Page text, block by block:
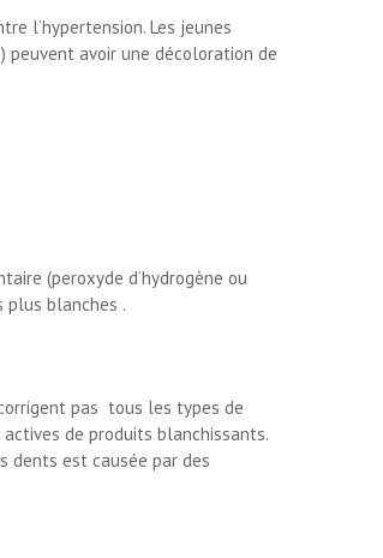
l’hypertension. Les jeunes
peuvent avoir une décoloration de
(peroxyde d’hydrogène ou
plus blanches .
pas tous les types de
de produits blanchissants.
dents est causée par des